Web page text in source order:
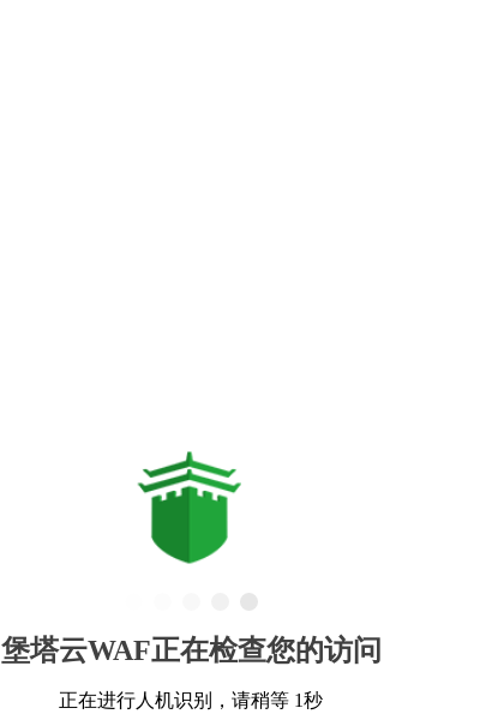
堡塔云WAF正在检查您的访问
正在进行人机识别，请稍等 1秒